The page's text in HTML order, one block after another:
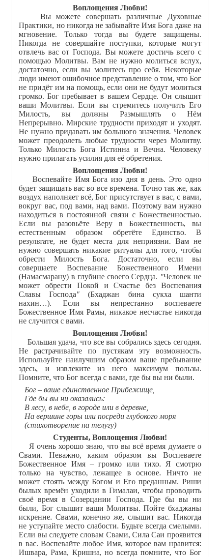
Воплощения Любви!
Вы можете совершать различные Духовные
Практики, но никогда не забывайте Имя Бога даже на
мгновение. Только тогда вы будете защищены.
Никогда не совершайте поступки, которые могут
отвлечь вас от Господа. Вы можете достичь всего с
помощью Молитвы. Вам не нужно молиться вслух,
достаточно, если вы молитесь про себя. Некоторые
люди имеют ошибочное представление о том, что Бог
не придёт им на помощь, если они не будут молиться
громко. Бог пребывает в вашем Сердце. Он слышит
ваши Молитвы. Если вы стремитесь получить Его
Милость, вы должны Размышлять о Нём
Непрерывно. Мирские трудности приходят и уходят.
Не нужно придавать им большого значения. Человек
может преодолеть любые трудности через Молитву.
Только Милость Бога Истинна и Вечна. Человеку
нужно прилагать усилия для её обретения.
Воплощения Любви!
Воспевайте Имя Бога изо дня в день. Это одно
будет защищать вас во все времена. Точно так же, как
воздух наполняет всё, Бог присутствует в вас, с вами,
вокруг вас, под вами, над вами. Поэтому вам нужно
находиться в постоянной связи с Божественностью.
Если вы разовьёте Веру в Божественность, вы
естественным образом обретёте Единство. В
результате, не будет места для неприязни. Вам не
нужно совершать никакие ритуалы для того, чтобы
обрести Милость Бога. Достаточно, если вы
совершаете Воспевание Божественного Имени
(Намасмарану) в глубине своего Сердца. "Человек не
может обрести Покой и Счастье без Воспевания
Славы Господа" (Бхаджан бина сукха шанти
нахин…). Если вы непрестанно воспеваете
Божественное Имя Рамы, никакое несчастье никогда
не случится с вами.
Воплощения Любви!
Большая удача, что все вы собрались здесь сегодня.
Не растрачивайте по пустякам эту возможность.
Используйте наилучшим образом ваше пребывание
здесь, и извлеките из него максимум пользы.
Помните, что Бог всегда с вами, где бы вы ни были.
Бог – ваше единственное Прибежище,
Где бы вы ни оказались:
В лесу, в небе, в городе или в деревне,
На вершине горы или посреди глубокого моря
(стихотворение на телугу)
Студенты, Воплощения Любви!
Я очень хорошо знаю, что вы всё время думаете о
Свами. Неважно, каким образом вы Воспеваете
Божественное Имя – громко или тихо. Я смотрю
только на чувство, лежащее в основе. Ничто не
может стоять между Богом и Его преданным. Риши
былых времён уходили в Гималаи, чтобы проводить
своё время в Созерцании Господа. Где бы вы ни
были, Бог слышит ваши Молитвы. Пойте бхаджаны
искренне. Свами, конечно же, слышит вас. Никогда
не уступайте место слабости. Будьте всегда смелыми.
Если вы следуете словам Свами, Сила Саи проявится
в вас. Воспевайте любое Имя, которое вам нравится:
Ишвара, Рама, Кришна, но всегда помните, что Бог